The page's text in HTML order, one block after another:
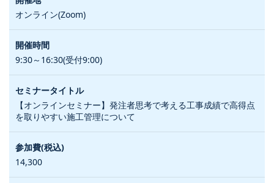
オンライン(Zoom)
9:30～16:30(受付9:00)
【オンラインセミナー】発注者思考で考える工事成績で高得点
を取りやすい施工管理について
14,300